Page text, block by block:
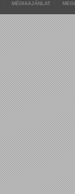
MÉDIAAJÁNLAT